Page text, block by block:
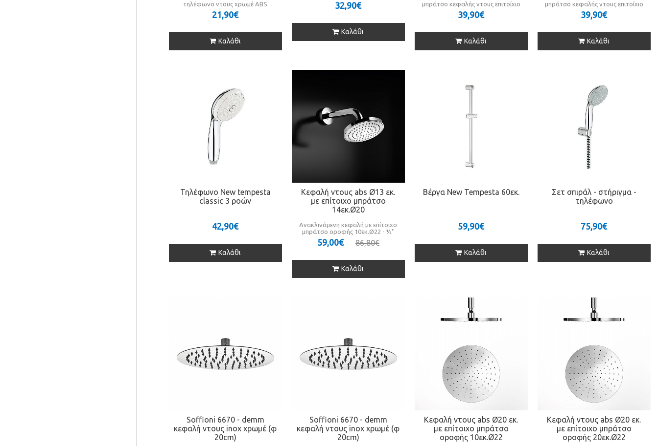
τηλέφωνο ντους χρωμέ ABS
21,90€
Καλάθι
32,90€
Καλάθι
μπράτσο κεφαλής ντους επιτοίχιο
39,90€
Καλάθι
μπράτσο κεφαλής ντους επιτοίχιο
39,90€
Καλάθι
Τηλέφωνο New tempesta
classic 3 ροών
42,90€
Καλάθι
Κεφαλή ντους abs Ø13 εκ.
με επίτοιχο μπράτσο
14εκ.Ø20
Ανακλινόμενη κεφαλή με επίτοιχο
μπράτσο οροφής 10εκ.Ø22 - ½''
59,00€ 86,80€
Καλάθι
Βέργα New Tempesta 60εκ.
59,90€
Καλάθι
Σετ σπιράλ - στήριγμα -
τηλέφωνο
75,90€
Καλάθι
Soffioni 6670 - demm
κεφαλή ντους inox χρωμέ (φ
20cm)
Soffioni 6670 - demm
κεφαλή ντους inox χρωμέ (φ
20cm)
Κεφαλή ντους abs Ø20 εκ.
με επίτοιχο μπράτσο
οροφής 10εκ.Ø22
Κεφαλή ντους abs Ø20 εκ.
με επίτοιχο μπράτσο
οροφής 20εκ.Ø22